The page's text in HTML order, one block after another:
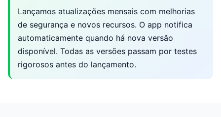
Lançamos atualizações mensais com melhorias
de segurança e novos recursos. O app notifica
automaticamente quando há nova versão
disponível. Todas as versões passam por testes
rigorosos antes do lançamento.